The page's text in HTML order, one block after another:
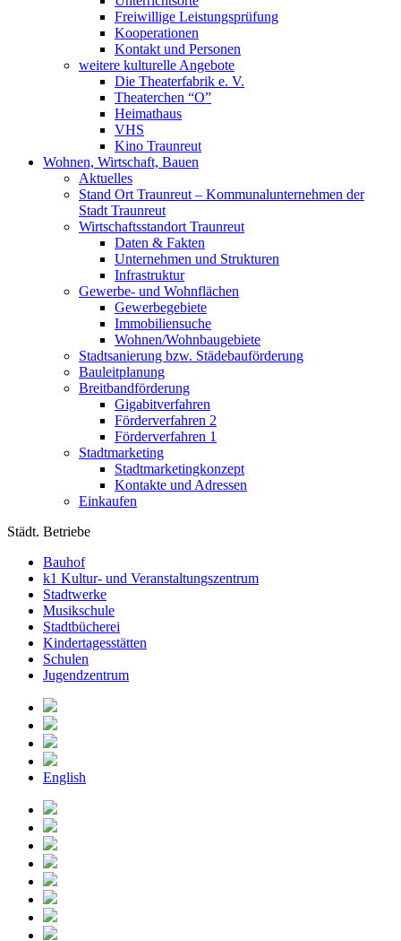
Freiwillige Leistungsprüfung
Kooperationen
Kontakt und Personen
weitere kulturelle Angebote
Die Theaterfabrik e. V.
Theaterchen “O”
Heimathaus
VHS
Kino Traunreut
Wohnen, Wirtschaft, Bauen
Aktuelles
Stand Ort Traunreut – Kommunalunternehmen der
Stadt Traunreut
Wirtschaftsstandort Traunreut
Daten & Fakten
Unternehmen und Strukturen
Infrastruktur
Gewerbe- und Wohnflächen
Gewerbegebiete
Immobiliensuche
Wohnen/Wohnbaugebiete
Stadtsanierung bzw. Städebauförderung
Bauleitplanung
Breitbandförderung
Gigabitverfahren
Förderverfahren 2
Förderverfahren 1
Stadtmarketing
Stadtmarketingkonzept
Kontakte und Adressen
Einkaufen
Städt. Betriebe
Bauhof
k1 Kultur- und Veranstaltungszentrum
Stadtwerke
Musikschule
Stadtbücherei
Kindertagesstätten
Schulen
Jugendzentrum
English